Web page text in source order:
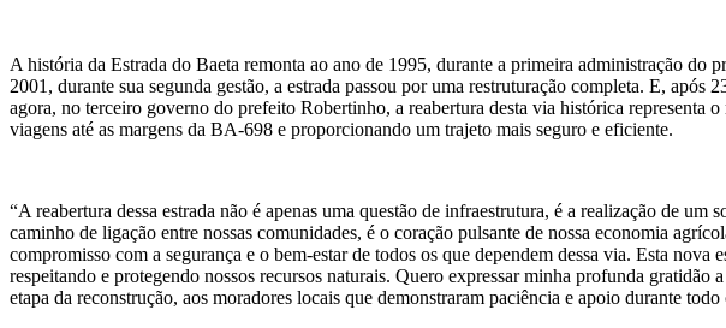
A história da Estrada do Baeta remonta ao ano de 1995, durante a primeira administração
2001, durante sua segunda gestão, a estrada passou por uma restruturação completa. E,
agora, no terceiro governo do prefeito Robertinho, a reabertura desta via histórica representa
viagens até as margens da BA-698 e proporcionando um trajeto mais seguro e eficiente.
“A reabertura dessa estrada não é apenas uma questão de infraestrutura, é a realização de
caminho de ligação entre nossas comunidades, é o coração pulsante de nossa economia
compromisso com a segurança e o bem-estar de todos os que dependem dessa via. Esta
respeitando e protegendo nossos recursos naturais. Quero expressar minha profunda
etapa da reconstrução, aos moradores locais que demonstraram paciência e apoio durante